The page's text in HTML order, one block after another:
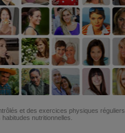
et des exercices physiques réguliers
nutritionnelles.